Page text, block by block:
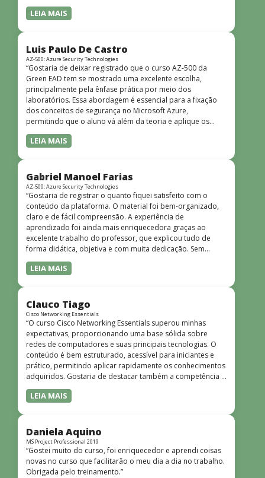
LEIA MAIS
Luis Paulo De Castro
AZ-500: Azure Security Technologies
“Gostaria de deixar registrado que o curso AZ-500 da
Green EAD tem se mostrado uma excelente escolha,
principalmente pela ênfase prática por meio dos
laboratórios. Essa abordagem é essencial para a fixação
dos conceitos de segurança no Microsoft Azure,
permitindo que o aluno vá além da teoria e aplique os
conhecimentos em cenários reais e simulados. Outro
ponto muito positivo é a didática do curso. O conteúdo é
quem não tem uma bagagem técnica muito avançada.”
LEIA MAIS
Gabriel Manoel Farias
AZ-500: Azure Security Technologies
“Gostaria de registrar o quanto fiquei satisfeito com o
conteúdo da plataforma. O material foi bem-organizado,
claro e de fácil compreensão. A experiência de
aprendizado foi ainda mais enriquecedora graças ao
excelente trabalho do professor, que explicou tudo de
forma didática, objetiva e com muita dedicação. Sem
dúvida, foi uma jornada de muito aprendizado!”
LEIA MAIS
Clauco Tiago
Cisco Networking Essentials
“O curso Cisco Networking Essentials superou minhas
expectativas, proporcionando uma base sólida sobre
redes de computadores e suas principais tecnologias. O
conteúdo é bem estruturado, acessível para iniciantes e
prático, permitindo aplicar rapidamente os conhecimentos
adquiridos. Gostaria de destacar também a competência e
o conhecimento técnico do instrutor Peterson, que
demonstrou total domínio do assunto e soube explicar
dinâmicas e envolventes. Recomendo o curso para todos
que desejam iniciar ou aprofundar seus conhecimentos em
redes!”
LEIA MAIS
Daniela Aquino
MS Project Professional 2019
“Gostei muito do curso, foi enriquecedor e aprendi coisas
novas no curso que facilitarão o meu dia a dia no trabalho.
Obrigada pelo treinamento.”